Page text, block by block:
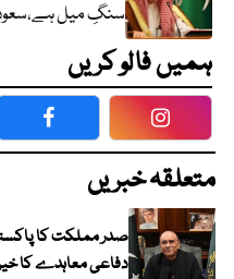
سنگِ میل
ہمیں فالو کریں
Facebook
متعلقہ خبریں
صدر مملکت کا
دفاعی معاہدے کا